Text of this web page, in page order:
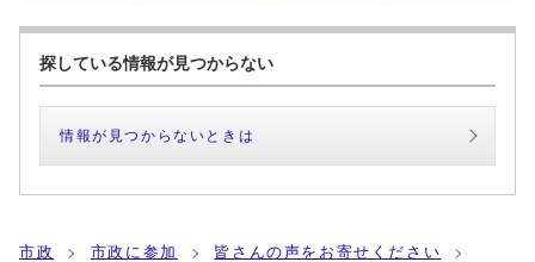
探している情報が見つからない
情報が見つからないときは
市政 市政に参加
皆さんの声をお寄せください